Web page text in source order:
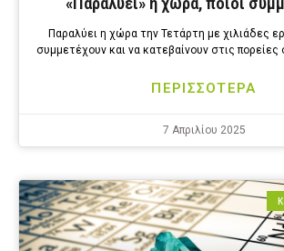
Παραλύει η χώρα την Τετάρτη με χιλιάδες
συμμετέχουν και να κατεβαίνουν στις
ΠΕΡΙΣΣΟΤΕΡΑ
7 Απριλίου 2025